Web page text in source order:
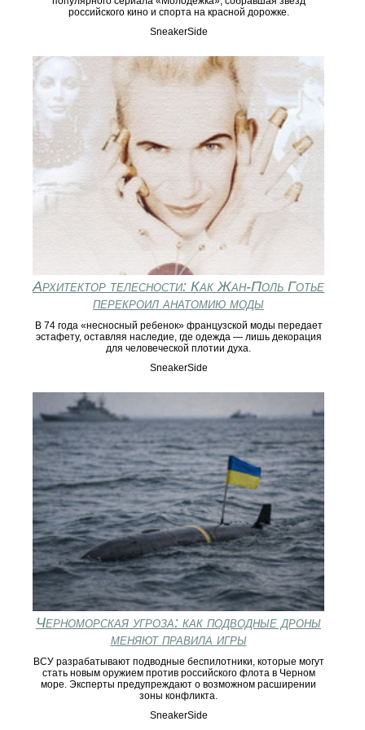
российского кино и спорта на красной дорожке.
SneakerSide
Архитектор телесности: Как Жан-Поль Готье
перекроил анатомию моды
В 74 года «несносный ребенок» французской моды передает
эстафету, оставляя наследие, где одежда — лишь декорация
для человеческой плотии духа.
SneakerSide
Черноморская угроза: как подводные дроны
меняют правила игры
ВСУ разрабатывают подводные беспилотники, которые могут
стать новым оружием против российского флота в Черном
море. Эксперты предупреждают о возможном расширении
зоны конфликта.
SneakerSide